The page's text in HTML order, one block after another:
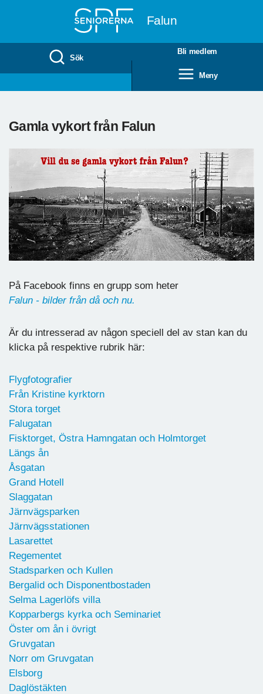
Falun
Sök
Bli medlem
Meny
Gamla vykort från Falun
På Facebook finns en grupp som heter
Falun - bilder från då och nu.
Är du intresserad av någon speciell del av stan kan du
klicka på respektive rubrik här:
Flygfotografier
Från Kristine kyrktorn
Stora torget
Falugatan
Fisktorget, Östra Hamngatan och Holmtorget
Längs ån
Åsgatan
Grand Hotell
Slaggatan
Järnvägsparken
Järnvägsstationen
Lasarettet
Regementet
Stadsparken och Kullen
Bergalid och Disponentbostaden
Selma Lagerlöfs villa
Kopparbergs kyrka och Seminariet
Öster om ån i övrigt
Gruvgatan
Norr om Gruvgatan
Elsborg
Daglöstäkten